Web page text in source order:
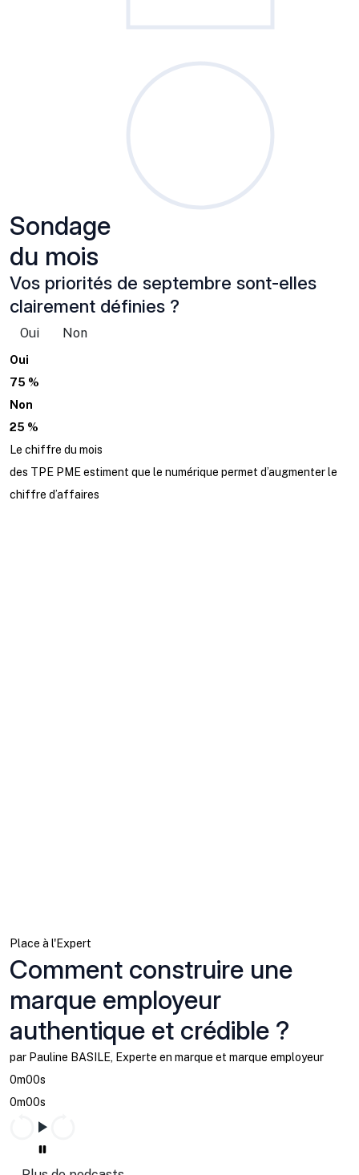
Sondage
du mois
Vos priorités de septembre sont-elles
clairement définies ?
Oui Non
Oui
75 %
Non
25 %
Le chiffre du mois
des TPE PME estiment que le numérique permet d’augmenter le
chiffre d’affaires
Place à l'Expert
Comment construire une
marque employeur
authentique et crédible ?
par Pauline BASILE, Experte en marque et marque employeur
0m00s
0m00s